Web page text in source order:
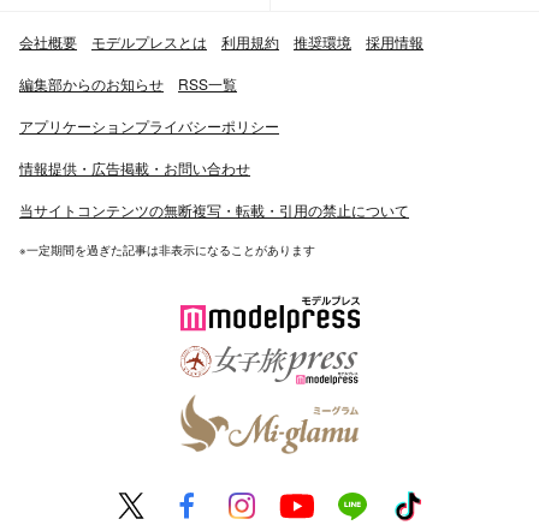
会社概要 モデルプレスとは 利用規約 推奨環境 採用情報
編集部からのお知らせ RSS一覧
アプリケーションプライバシーポリシー
情報提供・広告掲載・お問い合わせ
当サイトコンテンツの無断複写・転載・引用の禁止について
※一定期間を過ぎた記事は非表示になることがあります